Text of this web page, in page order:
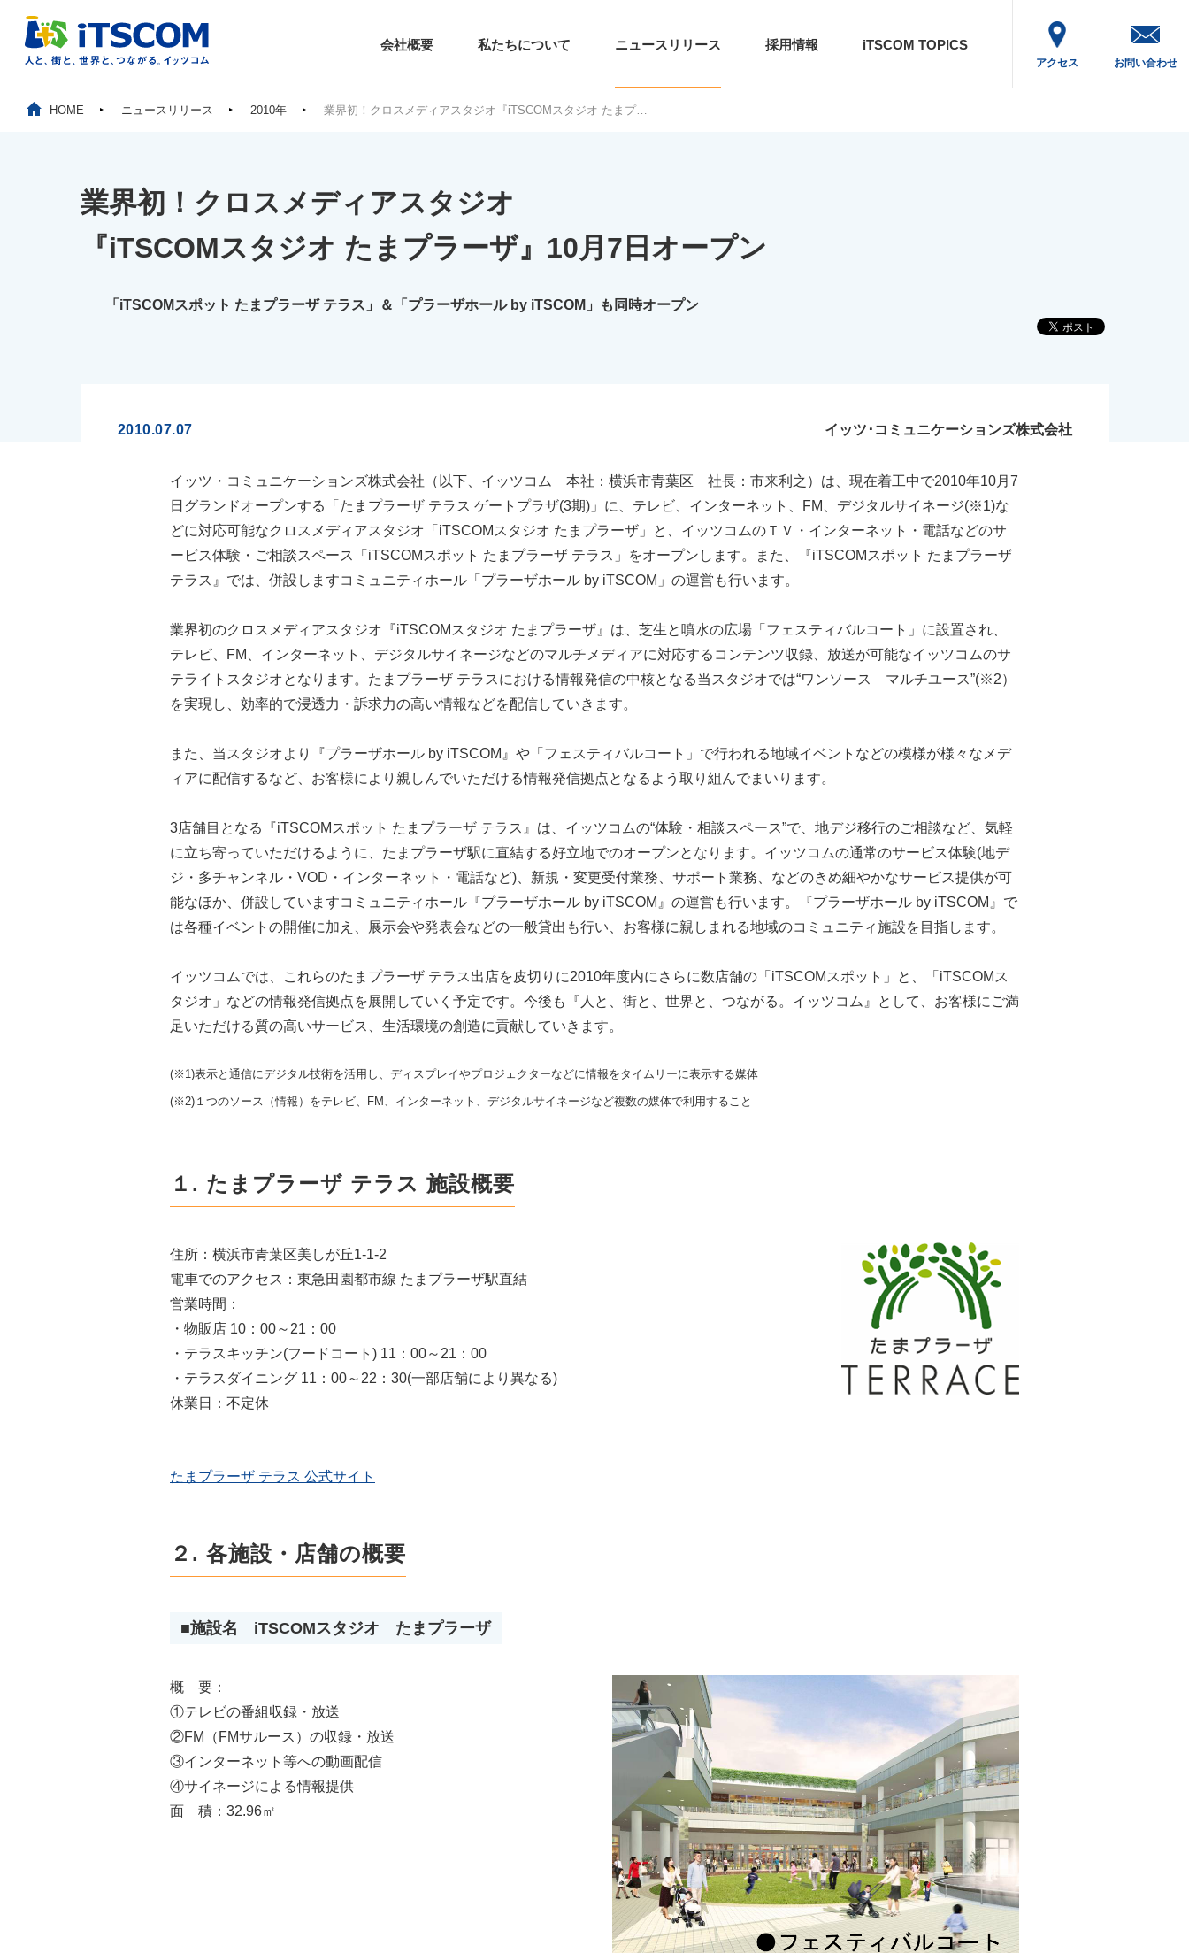
会社概要 私たちについて ニュースリリース 採用情報 iTSCOM TOPICS
アクセス お問い合わせ
HOME ニュースリリース 2010年 業界初！クロスメディアスタジオ『iTSCOMスタジオ たまプ…
業界初！クロスメディアスタジオ
『iTSCOMスタジオ たまプラーザ』10月7日オープン
「iTSCOMスポット たまプラーザ テラス」＆「プラーザホール by iTSCOM」も同時オープン
2010.07.07 イッツ･コミュニケーションズ株式会社
イッツ・コミュニケーションズ株式会社（以下、イッツコム 本社：横浜市青葉区 社長：市来利之）は、現在着工中で2010年10月7
日グランドオープンする「たまプラーザ テラス ゲートプラザ(3期)」に、テレビ、インターネット、FM、デジタルサイネージ(※1)な
どに対応可能なクロスメディアスタジオ「iTSCOMスタジオ たまプラーザ」と、イッツコムのＴＶ・インターネット・電話などのサ
ービス体験・ご相談スペース「iTSCOMスポット たまプラーザ テラス」をオープンします。また、『iTSCOMスポット たまプラーザ
テラス』では、併設しますコミュニティホール「プラーザホール by iTSCOM」の運営も行います。
業界初のクロスメディアスタジオ『iTSCOMスタジオ たまプラーザ』は、芝生と噴水の広場「フェスティバルコート」に設置され、
テレビ、FM、インターネット、デジタルサイネージなどのマルチメディアに対応するコンテンツ収録、放送が可能なイッツコムのサ
テライトスタジオとなります。たまプラーザ テラスにおける情報発信の中核となる当スタジオでは“ワンソース マルチユース”(※2）
を実現し、効率的で浸透力・訴求力の高い情報などを配信していきます。
また、当スタジオより『プラーザホール by iTSCOM』や「フェスティバルコート」で行われる地域イベントなどの模様が様々なメデ
ィアに配信するなど、お客様により親しんでいただける情報発信拠点となるよう取り組んでまいります。
3店舗目となる『iTSCOMスポット たまプラーザ テラス』は、イッツコムの“体験・相談スペース”で、地デジ移行のご相談など、気軽
に立ち寄っていただけるように、たまプラーザ駅に直結する好立地でのオープンとなります。イッツコムの通常のサービス体験(地デ
ジ・多チャンネル・VOD・インターネット・電話など)、新規・変更受付業務、サポート業務、などのきめ細やかなサービス提供が可
能なほか、併設していますコミュニティホール『プラーザホール by iTSCOM』の運営も行います。『プラーザホール by iTSCOM』で
は各種イベントの開催に加え、展示会や発表会などの一般貸出も行い、お客様に親しまれる地域のコミュニティ施設を目指します。
イッツコムでは、これらのたまプラーザ テラス出店を皮切りに2010年度内にさらに数店舗の「iTSCOMスポット」と、「iTSCOMス
タジオ」などの情報発信拠点を展開していく予定です。今後も『人と、街と、世界と、つながる。イッツコム』として、お客様にご満
足いただける質の高いサービス、生活環境の創造に貢献していきます。
(※1)表示と通信にデジタル技術を活用し、ディスプレイやプロジェクターなどに情報をタイムリーに表示する媒体
(※2)１つのソース（情報）をテレビ、FM、インターネット、デジタルサイネージなど複数の媒体で利用すること
１. たまプラーザ テラス 施設概要
住所：横浜市青葉区美しが丘1-1-2
電車でのアクセス：東急田園都市線 たまプラーザ駅直結
営業時間：
・物販店 10：00～21：00
・テラスキッチン(フードコート) 11：00～21：00
・テラスダイニング 11：00～22：30(一部店舗により異なる)
休業日：不定休
たまプラーザ テラス 公式サイト
２. 各施設・店舗の概要
■施設名 iTSCOMスタジオ たまプラーザ
概 要：
①テレビの番組収録・放送
②FM（FMサルース）の収録・放送
③インターネット等への動画配信
④サイネージによる情報提供
面 積：32.96㎡